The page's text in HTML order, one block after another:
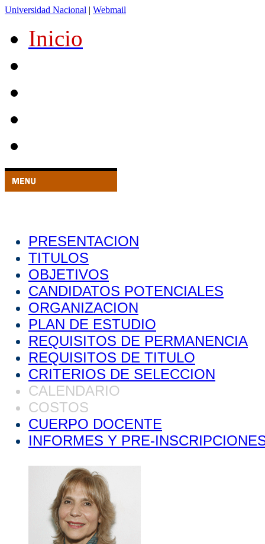
Universidad Nacional | Webmail
Inicio
PRESENTACION
TITULOS
OBJETIVOS
CANDIDATOS POTENCIALES
ORGANIZACION
PLAN DE ESTUDIO
REQUISITOS DE PERMANENCIA
REQUISITOS DE TITULO
CRITERIOS DE SELECCION
CALENDARIO
COSTOS
CUERPO DOCENTE
INFORMES Y PRE-